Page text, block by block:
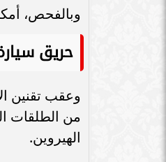
وبالفحص،
حريق
وعقب تقنين
الهيروين.
سامر شقير: اتفاقيات
الـ30 تمهد لاستثمارات
في رؤية...